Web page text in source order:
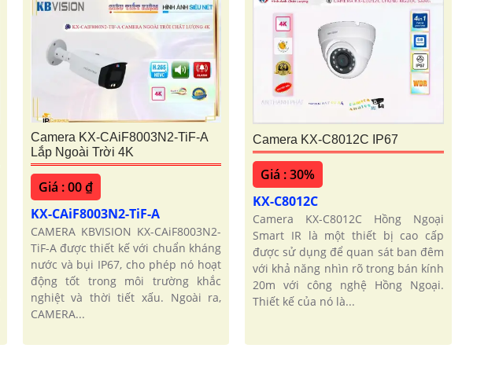
Camera KX-CAiF8003N2-TiF-A
Lắp Ngoài Trời 4K
Giá : 00 ₫
KX-CAiF8003N2-TiF-A
CAMERA KBVISION KX-CAiF8003N2-
TiF-A được thiết kế với chuẩn kháng
nước và bụi IP67, cho phép nó hoạt
động tốt trong môi trường khắc
nghiệt và thời tiết xấu. Ngoài ra,
CAMERA...
Camera KX-C8012C IP67
Giá : 30%
KX-C8012C
Camera KX-C8012C Hồng Ngoại
Smart IR là một thiết bị cao cấp
được sử dụng để quan sát ban đêm
với khả năng nhìn rõ trong bán kính
20m với công nghệ Hồng Ngoại.
Thiết kế của nó là...